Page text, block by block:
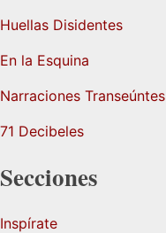
Huellas Disidentes
En la Esquina
Narraciones Transeúntes
71 Decibeles
Secciones
Inspírate